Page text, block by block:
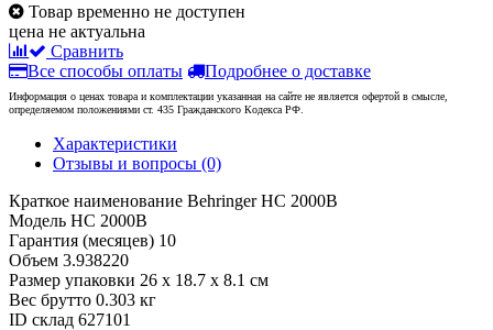
Товар временно не доступен
цена не актуальна
Сравнить
Все способы оплаты
Подробнее о доставке
Информация о ценах товара и комплектации указанная на сайте не является офертой в смысле,
определяемом положениями ст. 435 Гражданского Кодекса РФ.
Характеристики
Отзывы и вопросы (0)
Краткое наименование Behringer HC 2000B
Модель HC 2000B
Гарантия (месяцев) 10
Объем 3.938220
Размер упаковки 26 x 18.7 x 8.1 см
Вес брутто 0.303 кг
ID склад 627101